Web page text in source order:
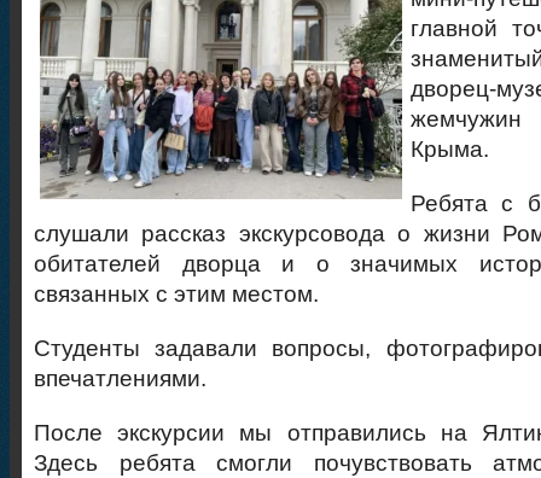
главной
дворец-
Крыма.
Ребята с
слушали рассказ экскурсовода о жизни
обитателей дворца и о значимых
связанных с этим местом.
Студенты задавали вопросы,
впечатлениями.
После экскурсии мы отправились на
Здесь ребята смогли почувствовать